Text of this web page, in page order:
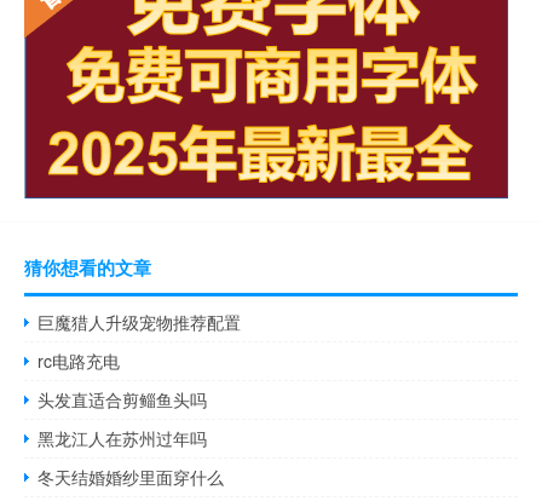
猜你想看的文章
巨魔猎人升级宠物推荐配置
rc电路充电
头发直适合剪鲻鱼头吗
黑龙江人在苏州过年吗
冬天结婚婚纱里面穿什么